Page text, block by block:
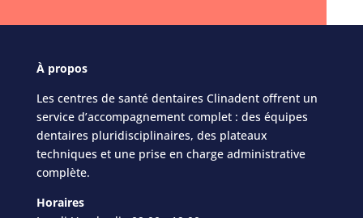
Àpropos
Les centres de santé dentaires Clinadent offrent un
service d’accompagnement complet : des équipes
dentaires pluridisciplinaires, des plateaux
techniques et une prise en charge administrative
complète.
Horaires